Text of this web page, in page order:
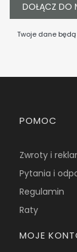
DOŁĄCZ DO
Twoje dane
Linki w
POMOC
Zwroty i
Pytania i
Regulamin
Raty
MOJE